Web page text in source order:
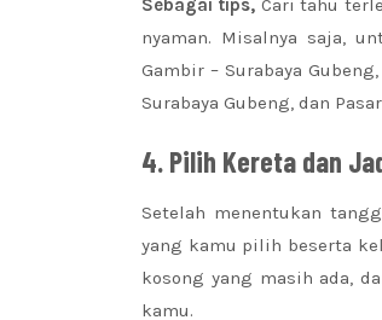
Sebagai tips, Cari tahu
nyaman. Misalnya saja,
Gambir – Surabaya
Surabaya Gubeng, dan
4. Pilih Kereta dan
Setelah menentukan
yang kamu pilih beserta
kosong yang masih ada,
kamu.